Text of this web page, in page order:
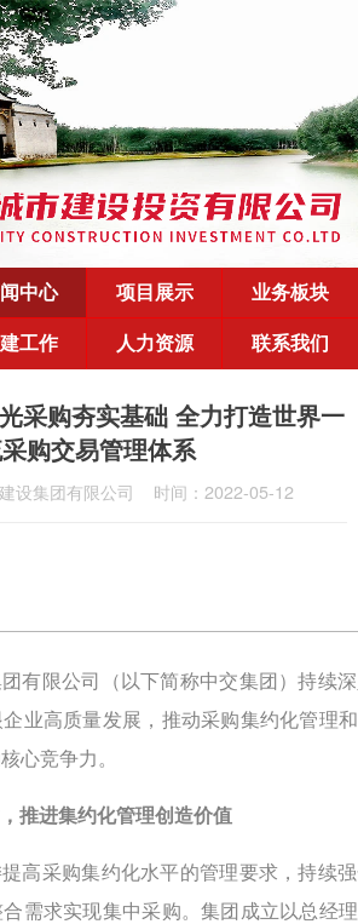
中心 项目展示
业务板块
工作 人力资源 联系我们
采购夯实基础 全力打造世界一
购交易管理体系
设集团有限公司 时间：2022-05-12
有限公司（以下简称中交集团）持续
业高质量发展，推动采购集约化管理
心竞争力。
推进集约化管理创造价值
高采购集约化水平的管理要求，持续
需求实现集中采购。集团成立以总经